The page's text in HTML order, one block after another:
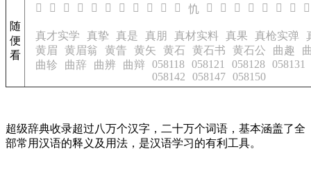
随
便
看
𢖰 𢖱 𢖲 𢖳 𢖵 𢖸 𢖹 𢖺 𢖻 𢖼 𢖽 𢖾 𢖿 𢗀 𢗁 𢗂 𢗃 𢗄 𢗅 𢗆
真才实学 真挚 真是 真朋 真材实料 真果 真枪实弹
黄眉
黄眉翁 黄眚 黄矢 黄石 黄石书 黄石公 曲趣
曲轸
曲辞 曲辨 曲辩 058118 058121 058128 058131
058142
058147 058150
超级辞典收录超过八万个汉字，二十万个词语，基本涵盖了全
部常用汉语的释义及用法，是汉语学习的有利工具。